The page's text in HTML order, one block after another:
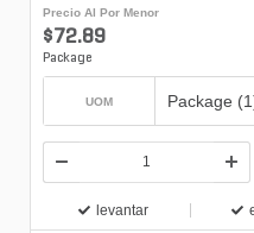
Precio Al Por Menor
$72.89
Package
UOM Package
levantar